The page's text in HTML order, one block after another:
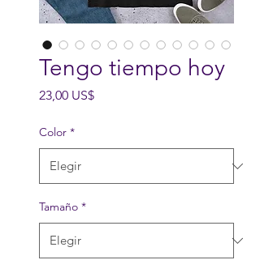
Tengo tiempo hoy
23,00 US$Precio
Color *
Tamaño *